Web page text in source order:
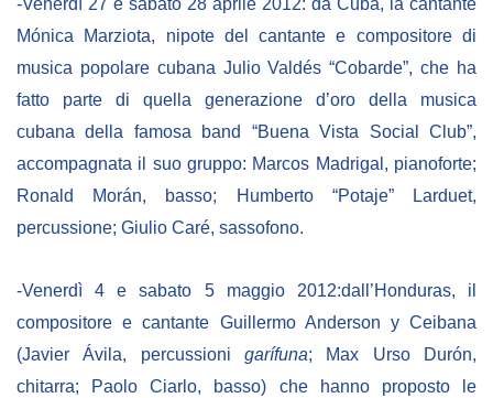
Mónica Marziota, nipote del cantante e compositore di
musica popolare cubana Julio Valdés “Cobarde”, che ha
fatto parte di quella generazione d’oro della musica
cubana della famosa band “Buena Vista Social Club”,
accompagnata il suo gruppo: Marcos Madrigal, pianoforte;
Ronald Morán, basso; Humberto “Potaje” Larduet,
percussione; Giulio Caré, sassofono.
-Venerdì 4 e sabato 5 maggio 2012:dall’Honduras, il
compositore e cantante Guillermo Anderson y Ceibana
(Javier Ávila, percussioni garífuna; Max Urso Durón,
chitarra; Paolo Ciarlo, basso) che hanno proposto le